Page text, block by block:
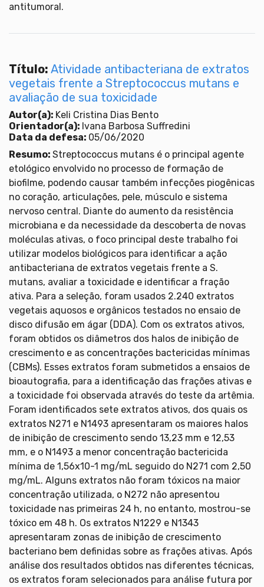
antitumoral.
Título: Atividade antibacteriana de extratos
vegetais frente a Streptococcus mutans e
avaliação de sua toxicidade
Autor(a): Keli Cristina Dias Bento
Orientador(a): Ivana Barbosa Suffredini
Data da defesa: 05/06/2020
Resumo: Streptococcus mutans é o principal agente
etológico envolvido no processo de formação de
biofilme, podendo causar também infecções piogênicas
no coração, articulações, pele, músculo e sistema
nervoso central. Diante do aumento da resistência
microbiana e da necessidade da descoberta de novas
moléculas ativas, o foco principal deste trabalho foi
utilizar modelos biológicos para identificar a ação
antibacteriana de extratos vegetais frente a S.
mutans, avaliar a toxicidade e identificar a fração
ativa. Para a seleção, foram usados 2.240 extratos
vegetais aquosos e orgânicos testados no ensaio de
disco difusão em ágar (DDA). Com os extratos ativos,
foram obtidos os diâmetros dos halos de inibição de
crescimento e as concentrações bactericidas mínimas
(CBMs). Esses extratos foram submetidos a ensaios de
bioautografia, para a identificação das frações ativas e
a toxicidade foi observada através do teste da artêmia.
Foram identificados sete extratos ativos, dos quais os
extratos N271 e N1493 apresentaram os maiores halos
de inibição de crescimento sendo 13,23 mm e 12,53
mm, e o N1493 a menor concentração bactericida
mínima de 1,56x10-1 mg/mL seguido do N271 com 2,50
mg/mL. Alguns extratos não foram tóxicos na maior
concentração utilizada, o N272 não apresentou
toxicidade nas primeiras 24 h, no entanto, mostrou-se
tóxico em 48 h. Os extratos N1229 e N1343
apresentaram zonas de inibição de crescimento
bacteriano bem definidas sobre as frações ativas. Após
análise dos resultados obtidos nas diferentes técnicas,
os extratos foram selecionados para análise futura por